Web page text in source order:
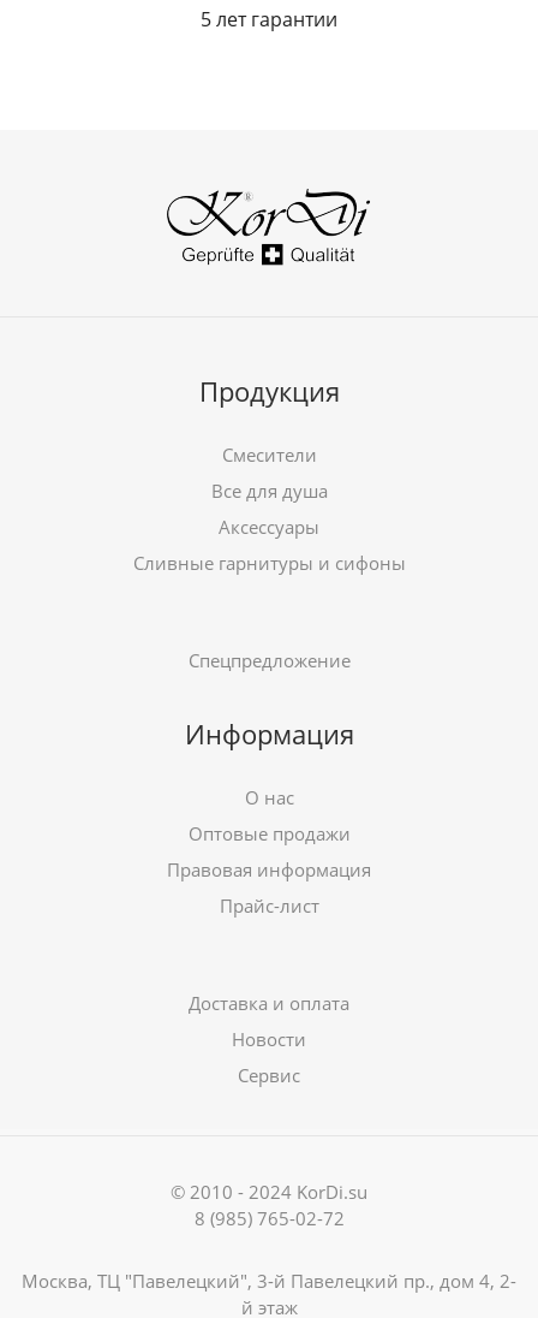
5 лет гарантии
Продукция
Смесители
Все для душа
Аксессуары
Сливные гарнитуры и сифоны
Спецпредложение
Информация
О нас
Оптовые продажи
Правовая информация
Прайс-лист
Доставка и оплата
Новости
Сервис
© 2010 - 2024 KorDi.su
8 (985) 765-02-72
Москва, ТЦ "Павелецкий", 3-й Павелецкий пр., дом 4, 2-
й этаж